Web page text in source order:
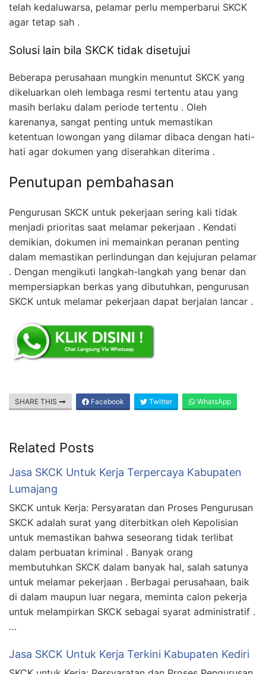
telah kedaluwarsa, pelamar perlu memperbarui SKCK
agar tetap sah .
Solusi lain bila SKCK tidak disetujui
Beberapa perusahaan mungkin menuntut SKCK yang
dikeluarkan oleh lembaga resmi tertentu atau yang
masih berlaku dalam periode tertentu . Oleh
karenanya, sangat penting untuk memastikan
ketentuan lowongan yang dilamar dibaca dengan hati-
hati agar dokumen yang diserahkan diterima .
Penutupan pembahasan
Pengurusan SKCK untuk pekerjaan sering kali tidak
menjadi prioritas saat melamar pekerjaan . Kendati
demikian, dokumen ini memainkan peranan penting
dalam memastikan perlindungan dan kejujuran pelamar
. Dengan mengikuti langkah-langkah yang benar dan
mempersiapkan berkas yang dibutuhkan, pengurusan
SKCK untuk melamar pekerjaan dapat berjalan lancar .
SHARE THIS Facebook Twitter WhatsApp
Related Posts
Jasa SKCK Untuk Kerja Terpercaya Kabupaten
Lumajang
SKCK untuk Kerja: Persyaratan dan Proses Pengurusan
SKCK adalah surat yang diterbitkan oleh Kepolisian
untuk memastikan bahwa seseorang tidak terlibat
dalam perbuatan kriminal . Banyak orang
membutuhkan SKCK dalam banyak hal, salah satunya
untuk melamar pekerjaan . Berbagai perusahaan, baik
di dalam maupun luar negara, meminta calon pekerja
untuk melampirkan SKCK sebagai syarat administratif .
…
Jasa SKCK Untuk Kerja Terkini Kabupaten Kediri